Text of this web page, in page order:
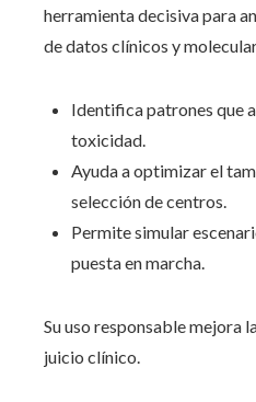
herramienta decisiva para
de datos clínicos y
Identifica patrones que
toxicidad.
Ayuda a optimizar el
selección de centros.
Permite simular
puesta en marcha.
Su uso responsable mejora
juicio clínico.